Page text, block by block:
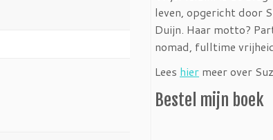
leven, opgericht door
Duijn. Haar motto?
nomad, fulltime
Lees hier meer over
Bestel mijn boek